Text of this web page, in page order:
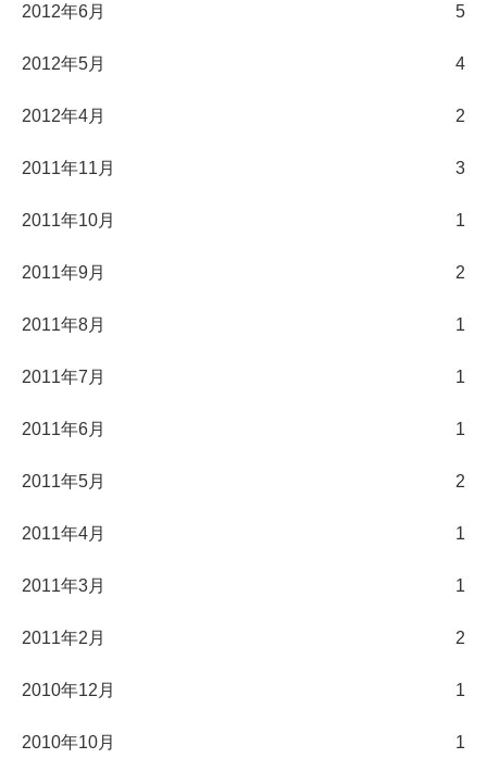
2012年6月 5
2012年5月 4
2012年4月 2
2011年11月 3
2011年10月 1
2011年9月 2
2011年8月 1
2011年7月 1
2011年6月 1
2011年5月 2
2011年4月 1
2011年3月 1
2011年2月 2
2010年12月 1
2010年10月 1